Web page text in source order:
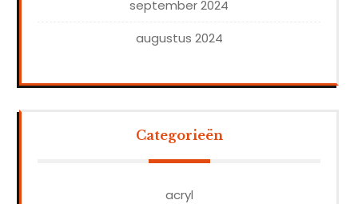
september 2024
augustus 2024
Categorieën
acryl